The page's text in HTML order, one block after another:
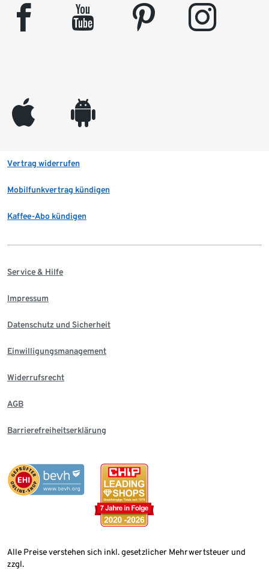
facebook youtube pinterest instagram
appleinc android
Vertrag widerrufen
Mobilfunkvertrag kündigen
Kaffee-Abo kündigen
Service & Hilfe
Impressum
Datenschutz und Sicherheit
Einwilligungsmanagement
Widerrufsrecht
AGB
Barrierefreiheitserklärung
Alle Preise verstehen sich inkl. gesetzlicher Mehrwertsteuer und
zzgl.